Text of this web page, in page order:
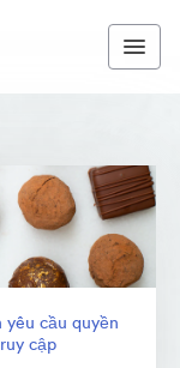
yêu cầu quyền
cập